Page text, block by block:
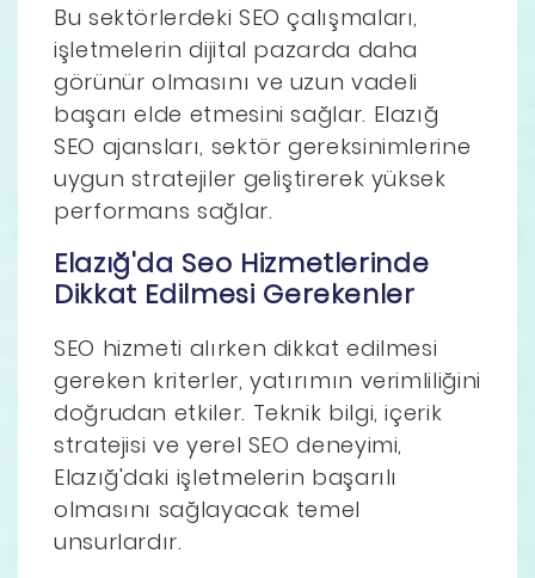
Bu sektörlerdeki SEO çalışmaları,
işletmelerin dijital pazarda daha
görünür olmasını ve uzun vadeli
başarı elde etmesini sağlar. Elazığ
SEO ajansları, sektör gereksinimlerine
uygun stratejiler geliştirerek yüksek
performans sağlar.
Elazığ'da Seo Hizmetlerinde
Dikkat Edilmesi Gerekenler
SEO hizmeti alırken dikkat edilmesi
gereken kriterler, yatırımın verimliliğini
doğrudan etkiler. Teknik bilgi, içerik
stratejisi ve yerel SEO deneyimi,
Elazığ'daki işletmelerin başarılı
olmasını sağlayacak temel
unsurlardır.